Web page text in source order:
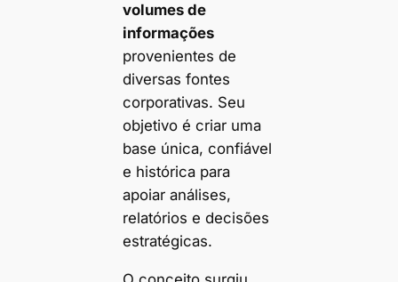
volumes de
informações
provenientes de
diversas fontes
corporativas. Seu
objetivo é criar uma
base única, confiável
e histórica para
apoiar análises,
relatórios e decisões
estratégicas.